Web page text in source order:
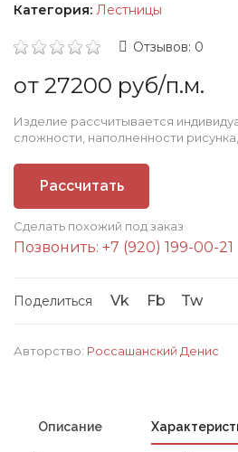
Категория: Лестницы
Отзывов: 0
от 27200 руб/п.м.
Изделие рассчитывается
сложности, наполненности
Рассчитать
стоимость
Сделать похожий под заказ
Позвонить: +7 (920) 199-00-21
Поделиться Vk Fb Tw
Авторство: Россашанский Денис
Описание